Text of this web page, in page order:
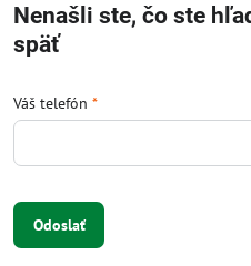
Nenašli ste, čo ste
späť
Váš telefón *
Odoslať